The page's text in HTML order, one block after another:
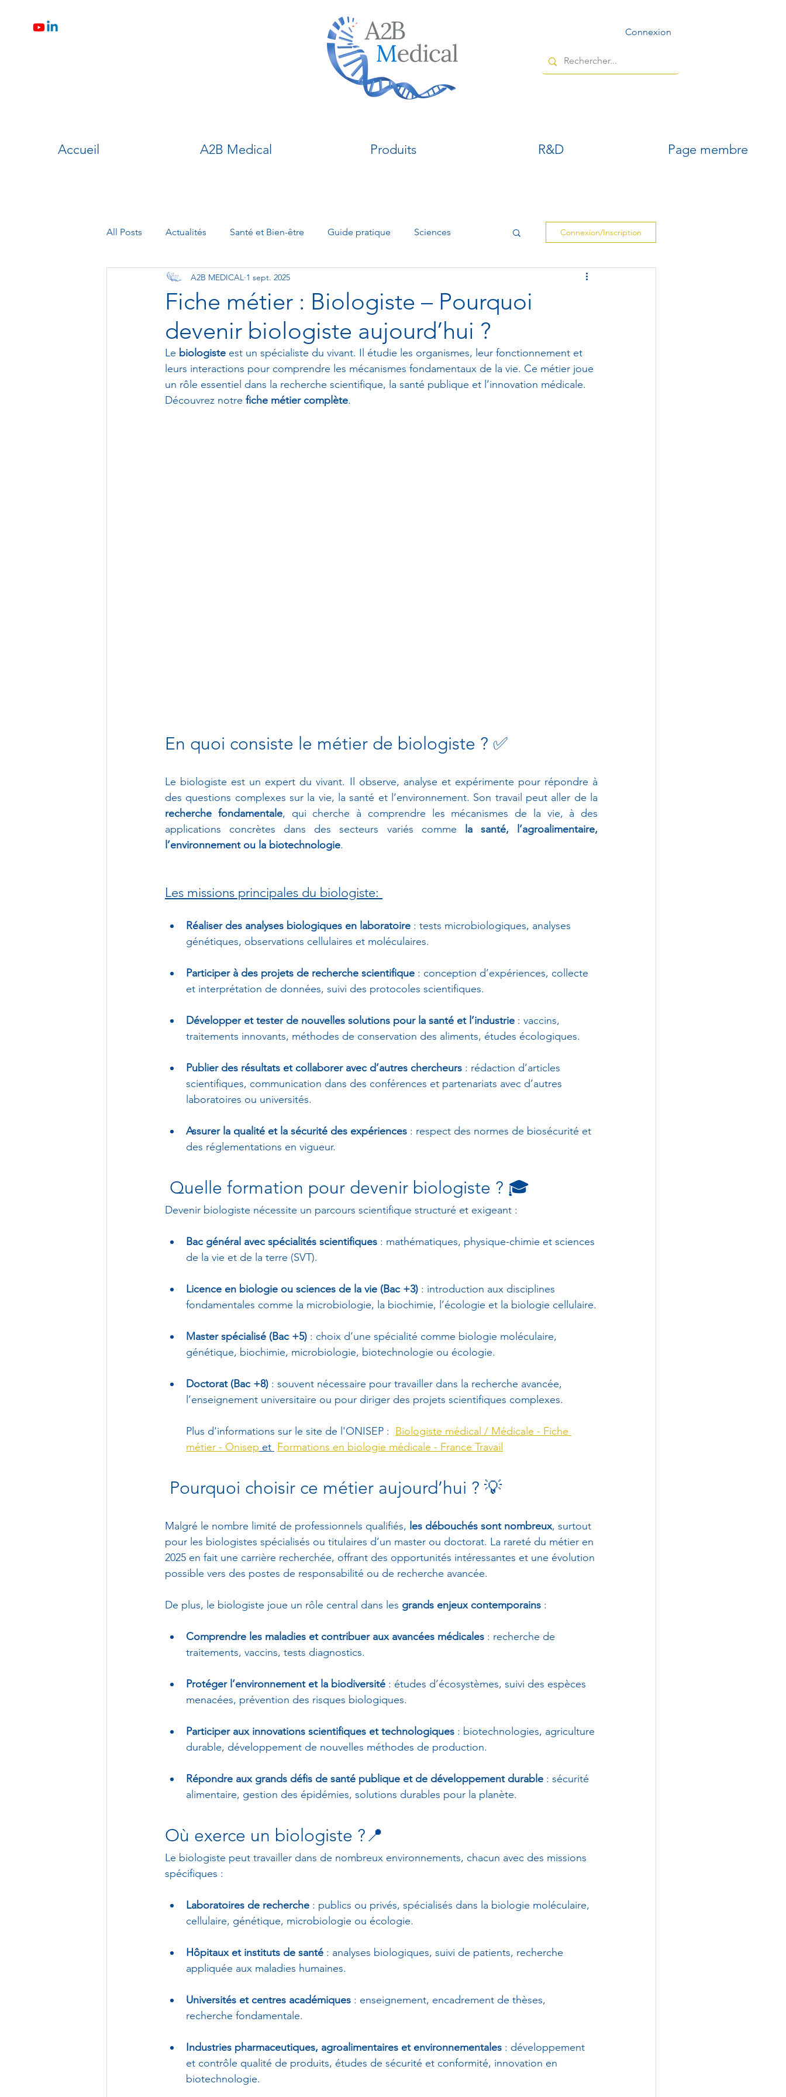
Connexion
Accueil A2B Medical Produits R&D Page membre
All Posts Actualités Santé et Bien-être Guide pratique Sciences
Biotechnologie Zoom sur les métiers de la santé
Connexion/Inscription
Fiche métier : Biologiste – Pourquoi
devenir biologiste aujourd’hui ?
A2B MEDICAL 1 sept. 2025
Le biologiste est un spécialiste du vivant. Il étudie les organismes, leur fonctionnement et
leurs interactions pour comprendre les mécanismes fondamentaux de la vie. Ce métier joue
un rôle essentiel dans la recherche scientifique, la santé publique et l’innovation médicale.
Découvrez notre fiche métier complète.
En quoi consiste le métier de biologiste ? ✅
Le biologiste est un expert du vivant. Il observe, analyse et expérimente pour répondre à
recherche fondamentale, qui cherche à comprendre les mécanismes de la vie, à des
applications concrètes dans des secteurs variés comme la santé, l’agroalimentaire,
l’environnement ou la biotechnologie.
Les missions principales du biologiste:
Réaliser des analyses biologiques en laboratoire : tests microbiologiques, analyses
génétiques, observations cellulaires et moléculaires.
Participer à des projets de recherche scientifique : conception d’expériences, collecte
et interprétation de données, suivi des protocoles scientifiques.
Développer et tester de nouvelles solutions pour la santé et l’industrie : vaccins,
traitements innovants, méthodes de conservation des aliments, études écologiques.
Publier des résultats et collaborer avec d’autres chercheurs : rédaction d’articles
scientifiques, communication dans des conférences et partenariats avec d’autres
laboratoires ou universités.
Assurer la qualité et la sécurité des expériences : respect des normes de biosécurité et
des réglementations en vigueur.
Quelle formation pour devenir biologiste ? 🎓
Devenir biologiste nécessite un parcours scientifique structuré et exigeant :
Bac général avec spécialités scientifiques : mathématiques, physique-chimie et sciences
de la vie et de la terre (SVT).
Licence en biologie ou sciences de la vie (Bac +3) : introduction aux disciplines
fondamentales comme la microbiologie, la biochimie, l’écologie et la biologie cellulaire.
Master spécialisé (Bac +5) : choix d’une spécialité comme biologie moléculaire,
génétique, biochimie, microbiologie, biotechnologie ou écologie.
Doctorat (Bac +8) : souvent nécessaire pour travailler dans la recherche avancée,
l’enseignement universitaire ou pour diriger des projets scientifiques complexes.
Plus d'informations sur le site de l'ONISEP : Biologiste médical / Médicale - Fiche
métier - Onisep et Formations en biologie médicale - France Travail
Pourquoi choisir ce métier aujourd’hui ? 💡
Malgré le nombre limité de professionnels qualifiés, les débouchés sont nombreux, surtout
pour les biologistes spécialisés ou titulaires d’un master ou doctorat. La rareté du métier en
2025 en fait une carrière recherchée, offrant des opportunités intéressantes et une évolution
possible vers des postes de responsabilité ou de recherche avancée.
De plus, le biologiste joue un rôle central dans les grands enjeux contemporains :
Comprendre les maladies et contribuer aux avancées médicales : recherche de
traitements, vaccins, tests diagnostics.
Protéger l’environnement et la biodiversité : études d’écosystèmes, suivi des espèces
menacées, prévention des risques biologiques.
Participer aux innovations scientifiques et technologiques : biotechnologies, agriculture
durable, développement de nouvelles méthodes de production.
Répondre aux grands défis de santé publique et de développement durable : sécurité
alimentaire, gestion des épidémies, solutions durables pour la planète.
Où exerce un biologiste ?📍
Le biologiste peut travailler dans de nombreux environnements, chacun avec des missions
spécifiques :
Laboratoires de recherche : publics ou privés, spécialisés dans la biologie moléculaire,
cellulaire, génétique, microbiologie ou écologie.
Hôpitaux et instituts de santé : analyses biologiques, suivi de patients, recherche
appliquée aux maladies humaines.
Universités et centres académiques : enseignement, encadrement de thèses,
recherche fondamentale.
Industries pharmaceutiques, agroalimentaires et environnementales : développement
et contrôle qualité de produits, études de sécurité et conformité, innovation en
biotechnologie.